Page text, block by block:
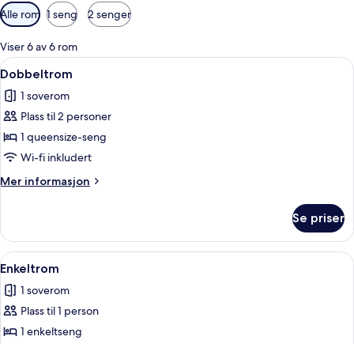
Tilgjengelige
filtre
for
rom
Alle rom 1 seng 2 senger
Viser 6 av 6 rom
Åpne
alle
bildene
av
Dobbeltrom
Dobbeltrom | Allergitestet
15
Dobbeltrom
1 soverom
Plass til 2 personer
1 queensize-seng
Wi-fi inkludert
Mer informasjon
Mer
Se priser
Åpne
alle
bildene
av
Enkeltrom
Enkeltrom | Allergitestet sengetøy,
5
Enkeltrom
1 soverom
Plass til 1 person
1 enkeltseng